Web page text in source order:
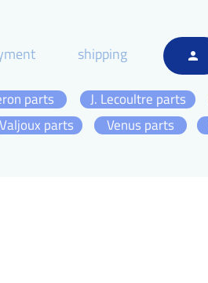
person
shipping
J. Lecoultre parts
parts
Valjoux parts
Venus parts